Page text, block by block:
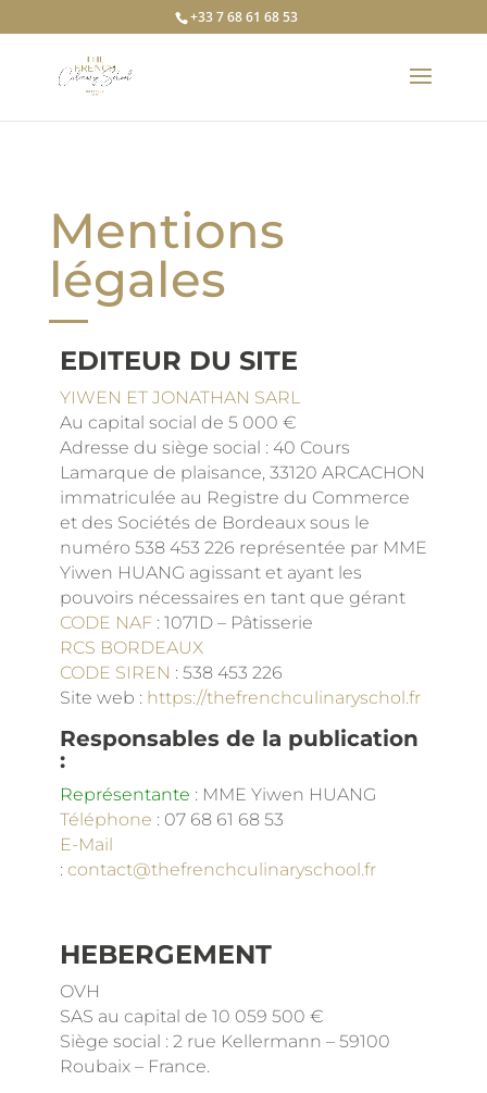
+33 7 68 61 68 53
Mentions
légales
EDITEUR DU SITE
YIWEN ET JONATHAN SARL
Au capital social de 5 000 €
Adresse du siège social : 40 Cours
Lamarque de plaisance, 33120 ARCACHON
immatriculée au Registre du Commerce
et des Sociétés de Bordeaux sous le
numéro 538 453 226 représentée par MME
Yiwen HUANG agissant et ayant les
pouvoirs nécessaires en tant que gérant
CODE NAF: 1071D – Pâtisserie
RCS BORDEAUX
CODE SIREN : 538 453 226
Site web : https://thefrenchculinaryschol.fr
Responsables de la publication
:
Représentante : MME Yiwen HUANG
Téléphone : 07 68 61 68 53
E-Mail
: contact@thefrenchculinaryschool.fr
HEBERGEMENT
OVH
SAS au capital de 10 059 500 €
Siège social : 2 rue Kellermann – 59100
Roubaix – France.